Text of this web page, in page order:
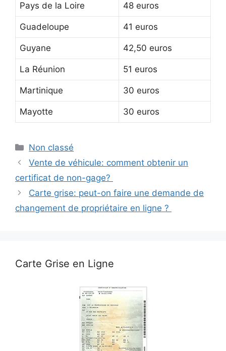
Pays de la Loire 48 euros
Guadeloupe 41 euros
Guyane 42,50 euros
La Réunion 51 euros
Martinique 30 euros
Mayotte 30 euros
Catégories
Non classé
Vente de véhicule: comment obtenir un
certificat de non-gage?
Carte grise: peut-on faire une demande de
changement de propriétaire en ligne ?
Carte Grise en Ligne